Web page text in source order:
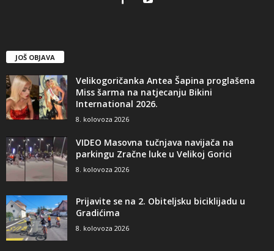
JOŠ OBJAVA
Velikogoričanka Antea Šapina proglašena
Miss šarma na natjecanju Bikini
International 2026.
8. kolovoza 2026
VIDEO Masovna tučnjava navijača na
parkingu Zračne luke u Velikoj Gorici
8. kolovoza 2026
Prijavite se na 2. Obiteljsku biciklijadu u
Gradićima
8. kolovoza 2026